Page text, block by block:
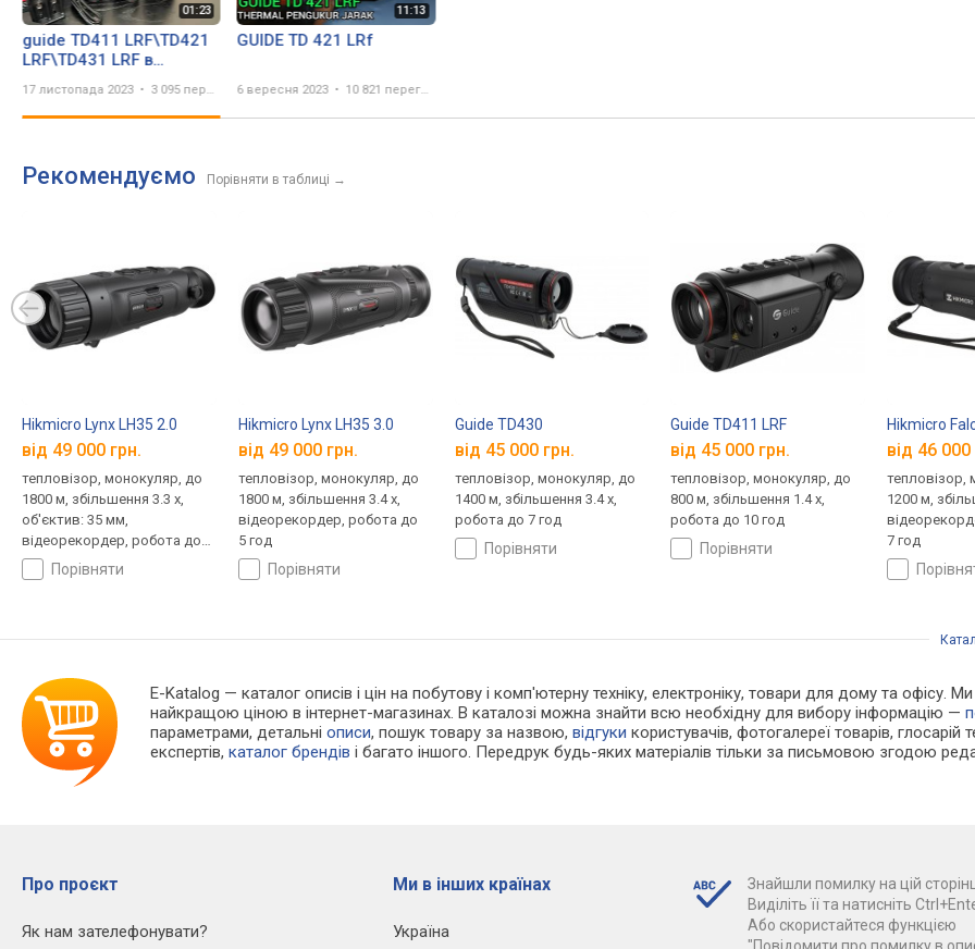
guide TD411 LRF\TD421
LRF\TD431 LRF в
17 листопада 2023 3 095 переглядів
GUIDE TD 421 LRf
6 вересня 2023 10 821 перегляд
Рекомендуємо Порівняти в таблиці →
Hikmicro Lynx LH35 2.0
від 49 000 грн.
тепловізор, монокуляр, до
1800 м, збільшення 3.3 x,
об'єктив: 35 мм,
відеорекордер, робота до
6.5 годпорівняти
Hikmicro Lynx LH35 3.0
від 49 000 грн.
тепловізор, монокуляр, до
1800 м, збільшення 3.4 x,
відеорекордер, робота до
5 год
порівняти
Guide TD430
від 45 000 грн.
тепловізор, монокуляр, до
1400 м, збільшення 3.4 x,
робота до 7 год
порівняти
Guide TD411 LRF
від 45 000 грн.
тепловізор, монокуляр, до
800 м, збільшення 1.4 x,
робота до 10 год
порівняти
Hikmicro
від 46 000
тепловізор,
1200 м,
7 год
E-Katalog — каталог описів і цін на побутову і комп'ютерну техніку, електроніку, товари для дому та офісу.
найкращою ціною в інтернет-магазинах. В каталозі можна знайти всю необхідну для вибору інформацію —
параметрами, детальніописи, пошук товару за назвою,відгуки користувачів, фотогалереї товарів, глосарій
експертів,каталог брендів і багато іншого. Передрук будь-яких матеріалів тільки за письмовою згодою
Про проєкт
Як нам зателефонувати?
Ми в інших країнах
Україна
Знайшли помилку на цій
Виділіть її та натисніть
Або скористайтеся функцією